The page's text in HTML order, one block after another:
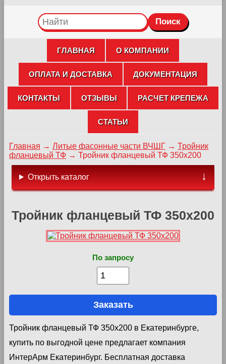
ГЛАВНАЯ О КОМПАНИИ
ОПЛАТА И ДОСТАВКА ДОКУМЕНТАЦИЯ
КОНТАКТЫ ОТЗЫВЫ РАСЧЕТ КРЕПЕЖА
СТАТЬИ
Главная → Литые фасонные части ВЧШГ → Тройник
фланцевый ТФ → Тройник фланцевый ТФ 350х200
Тройник фланцевый ТФ 350х200
По запросу
Заказать
Тройник фланцевый ТФ 350х200 в Екатеринбурге,
купить по выгодной цене предлагает компания
ИнтерАрм Екатеринбург. Бесплатная доставка
Открыть каталог